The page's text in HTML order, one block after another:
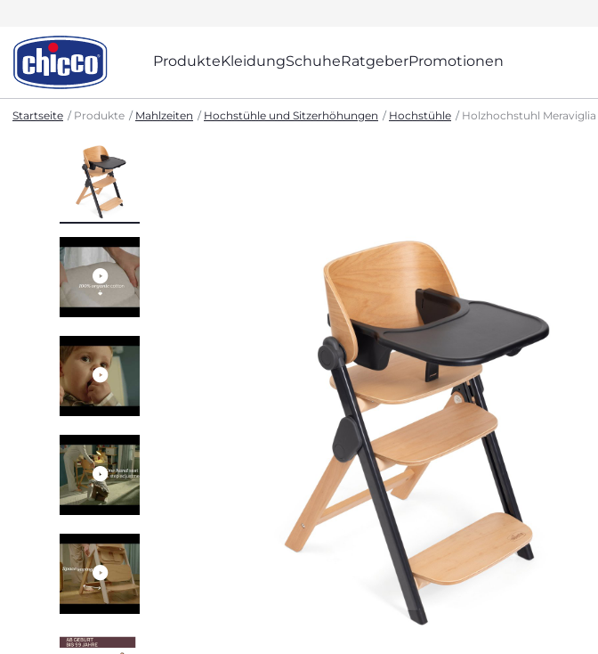
ProdukteKleidungSchuheRatgeberPromotionen
Startseite Produkte Mahlzeiten Hochstühle und Sitzerhöhungen Hochstühle Holzhochstuhl Meraviglia